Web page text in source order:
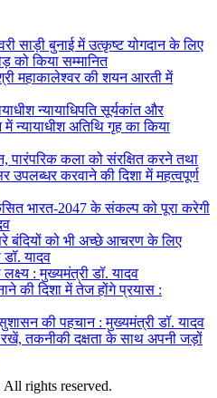
साड़ी बुनाई में उत्कृष्ट योगदान के लिए
को किया सम्मानित
महाकालेश्‍वर की शयन आरती में
न्यायाधिपति सूर्यकांत और
न्यायाधीश अतिथि गृह का किया
पारंपरिक कला को संरक्षित करने तथा
उपलब्धर करवाने की दिशा में महत्वपूर्ण
भारत-2047 के संकल्प को पूरा करेगी
बंदियों को भी अच्छे आचरण के लिए
डॉ. यादव
: मुख्यमंत्री डॉ. यादव
की दिशा में तेज होंगे प्रयास :
की पहचान : मुख्यमंत्री डॉ. यादव
रखें, तकनीकी दक्षता के साथ अपनी जड़ों
rights reserved.